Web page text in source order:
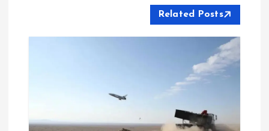
ق
Related Posts